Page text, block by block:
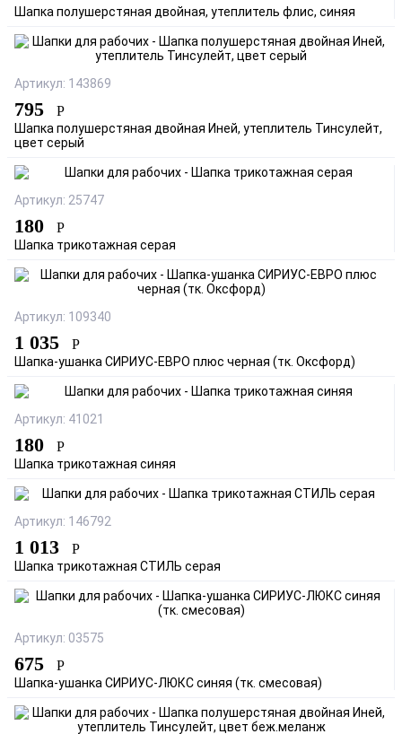
Шапка полушерстяная двойная, утеплитель флис, синяя
Артикул: 143869
795 Р
Шапка полушерстяная двойная Иней, утеплитель Тинсулейт,
цвет серый
Артикул: 25747
180 Р
Шапка трикотажная серая
Артикул: 109340
1 035 Р
Шапка-ушанка СИРИУС-ЕВРО плюс черная (тк. Оксфорд)
Артикул: 41021
180 Р
Шапка трикотажная синяя
Артикул: 146792
1 013 Р
Шапка трикотажная СТИЛЬ серая
Артикул: 03575
675 Р
Шапка-ушанка СИРИУС-ЛЮКС синяя (тк. смесовая)